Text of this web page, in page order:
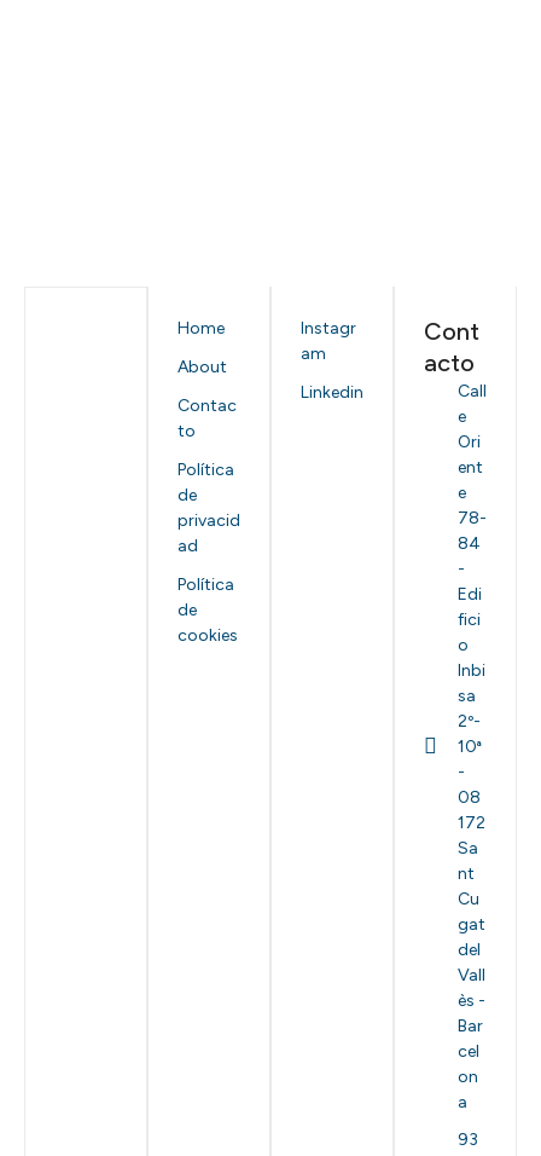
Home
About
Contac
to
Política
de
privacid
ad
Política
de
cookies
Instagr
am
Linkedin
Cont
acto
Call
e
Ori
ent
e
78-
84
-
Edi
fici
o
Inbi
sa
2º-
10ª
-
08
172
Sa
nt
Cu
gat
del
Vall
ès -
Bar
cel
on
a
93